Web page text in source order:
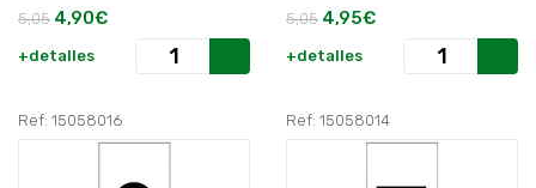
5,05 4,90€
+detalles
5,05 4,95€
+detalles
Ref: 15058016 Ref: 15058014